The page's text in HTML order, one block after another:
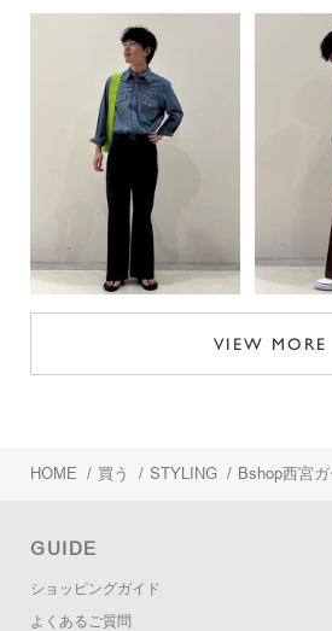
VIEW MORE
HOME / 買う / STYLING / Bshop西宮
GUIDE
ショッピングガイド
よくあるご質問